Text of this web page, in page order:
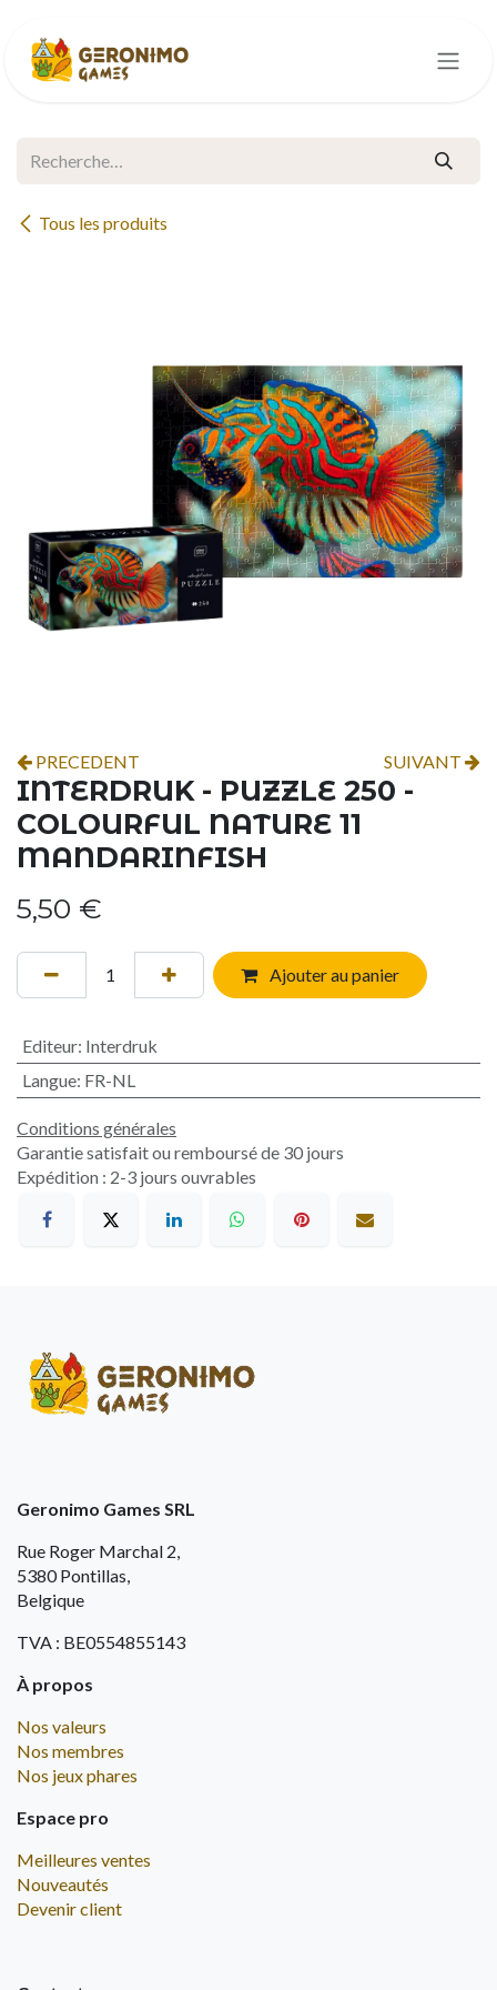
Tous les produits
PRECEDENT SUIVANT
INTERDRUK - PUZZLE 250 -
COLOURFUL NATURE 11
MANDARINFISH
5,50 €
Ajouter au panier
Editeur: Interdruk
Langue: FR-NL
Conditions générales
Garantie satisfait ou remboursé de 30 jours
Expédition : 2-3 jours ouvrables
Geronimo Games SRL
Rue Roger Marchal 2,
5380 Pontillas,
Belgique
TVA : BE0554855143
À propos
Nos valeurs
Nos membres
Nos jeux phares
Espace pro
Meilleures ventes
Nouveautés
Devenir client